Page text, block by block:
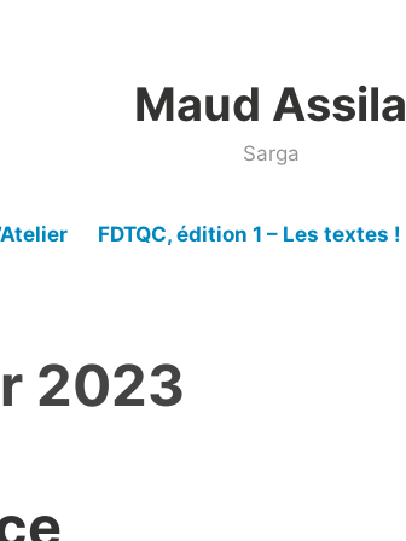
Maud Assila
Sarga
FDTQC, édition 1 – Les textes !
2023